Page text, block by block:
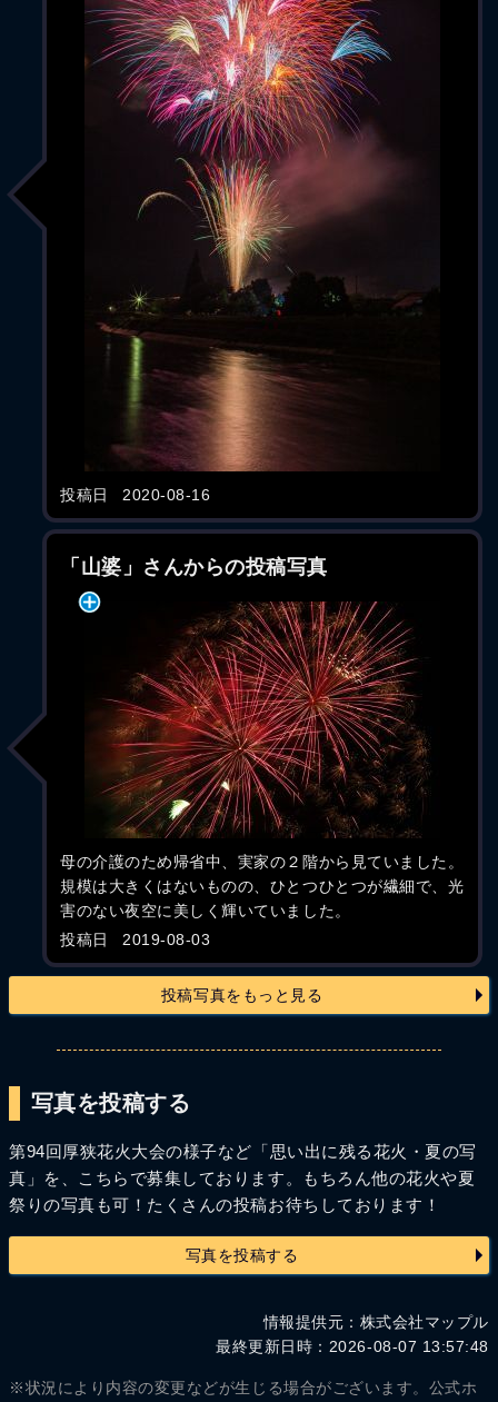
投稿日 2020-08-16
「山婆」さんからの投稿写真
母の介護のため帰省中、実家の２階から見ていました。
規模は大きくはないものの、ひとつひとつが繊細で、光
害のない夜空に美しく輝いていました。
投稿日
2019-08-03
投稿写真をもっと見る
写真を投稿する
第94回厚狭花火大会の様子など「思い出に残る花火・夏の写
真」を、こちらで募集しております。もちろん他の花火や夏
祭りの写真も可！たくさんの投稿お待ちしております！
写真を投稿する
情報提供元：株式会社マップル
最終更新日時：2026-08-07 13:57:48
※状況により内容の変更などが生じる場合がございます。公式ホ